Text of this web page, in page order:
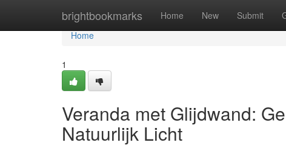
brightbookmarks Home New Submit
Home
Home
1
Veranda met Glijdwand:
Natuurlijk Licht